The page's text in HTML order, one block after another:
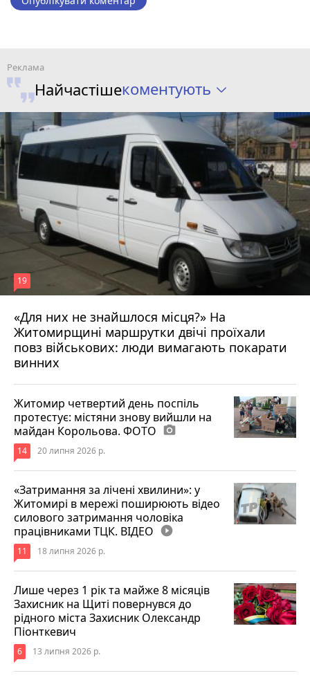
Найчастішекоментують
«Для них не знайшлося місця?» На
Житомирщині маршрутки двічі проїхали
повз військових: люди вимагають покарати
винних
19
17 липня 2026 р.
Житомир четвертий день поспіль
протестує: містяни знову вийшли на
майдан Корольова. ФОТО photo_camera
14 20 липня 2026 р.
«Затримання за лічені хвилини»: у
Житомирі в мережі поширюють відео
силового затримання чоловіка
працівниками ТЦК. ВІДЕО play_circle_filled
11 18 липня 2026 р.
Лише через 1 рік та майже 8 місяців
Захисник на Щиті повернувся до
рідного міста Захисник Олександр
Піонткевич
6 13 липня 2026 р.